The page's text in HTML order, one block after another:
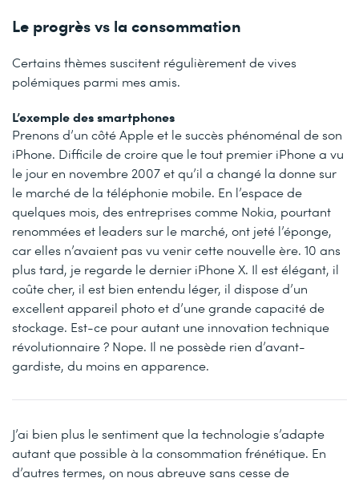
Le progrès vs la consommation
Certains thèmes suscitent régulièrement de vives
polémiques parmi mes amis.
L’exemple des smartphones
Prenons d’un côté Apple et le succès phénoménal de son
iPhone. Difficile de croire que le tout premier iPhone a vu
le jour en novembre 2007 et qu’il a changé la donne sur
le marché de la téléphonie mobile. En l’espace de
quelques mois, des entreprises comme Nokia, pourtant
renommées et leaders sur le marché, ont jeté l’éponge,
car elles n’avaient pas vu venir cette nouvelle ère. 10 ans
plus tard, je regarde le dernier iPhone X. Il est élégant, il
coûte cher, il est bien entendu léger, il dispose d’un
excellent appareil photo et d’une grande capacité de
stockage. Est-ce pour autant une innovation technique
révolutionnaire ? Nope. Il ne possède rien d’avant-
gardiste, du moins en apparence.
J’ai bien plus le sentiment que la technologie s’adapte
autant que possible à la consommation frénétique. En
d’autres termes, on nous abreuve sans cesse de